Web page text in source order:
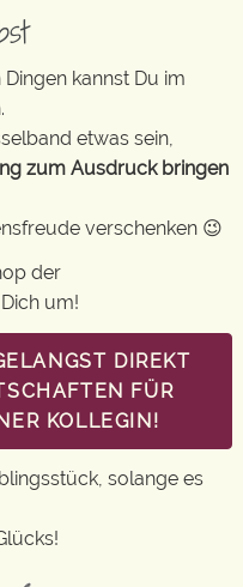
kannst Du im
etwas sein,
zum Ausdruck bringen
verschenken 😉
der
um!
DIREKT
FÜR
KOLLEGIN!
solange es